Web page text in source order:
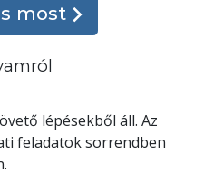
most
lépésekből áll. Az
feladatok sorrendben